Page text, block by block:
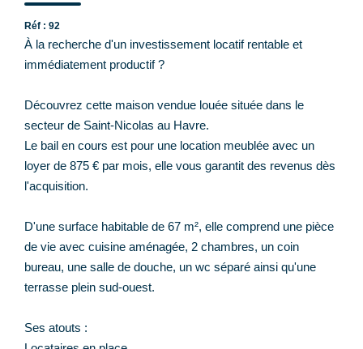
Réf : 92
À la recherche d'un investissement locatif rentable et
immédiatement productif ?
Découvrez cette maison vendue louée située dans le
secteur de Saint-Nicolas au Havre.
Le bail en cours est pour une location meublée avec un
loyer de 875 € par mois, elle vous garantit des revenus dès
l'acquisition.
D'une surface habitable de 67 m², elle comprend une pièce
de vie avec cuisine aménagée, 2 chambres, un coin
bureau, une salle de douche, un wc séparé ainsi qu'une
terrasse plein sud-ouest.
Ses atouts :